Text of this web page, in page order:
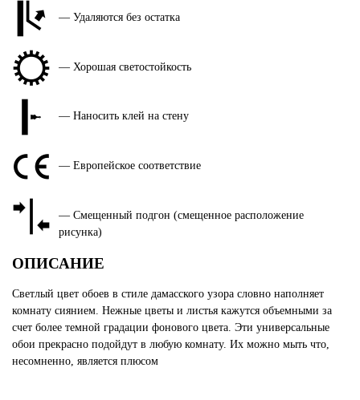
— Удаляются без остатка
— Хорошая светостойкость
— Наносить клей на стену
— Европейское соответствие
— Смещенный подгон (смещенное расположение
рисунка)
ОПИСАНИЕ
Светлый цвет обоев в стиле дамасского узора словно наполняет
комнату сиянием. Нежные цветы и листья кажутся объемными за
счет более темной градации фонового цвета. Эти универсальные
обои прекрасно подойдут в любую комнату. Их можно мыть что,
несомненно, является плюсом